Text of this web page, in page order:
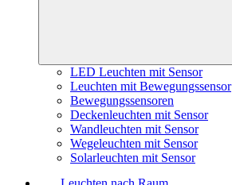
LED Leuchten mit Sensor
Leuchten mit Bewegungssensor
Bewegungssensoren
Deckenleuchten mit Sensor
Wandleuchten mit Sensor
Wegeleuchten mit Sensor
Solarleuchten mit Sensor